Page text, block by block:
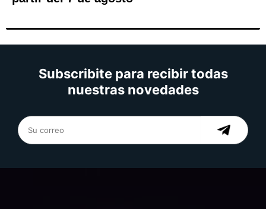
Subscribite para recibir todas
nuestras novedades